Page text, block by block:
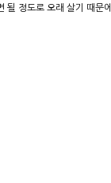
될 정도로 오래 살기 때문